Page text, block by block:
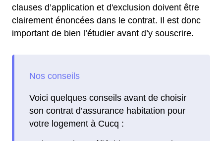
clauses d’application et d'exclusion doivent être
clairement énoncées dans le contrat. Il est donc
important de bien l’étudier avant d’y souscrire.
Voici quelques conseils avant de choisir
son contrat d’assurance habitation pour
votre logement à Cucq :